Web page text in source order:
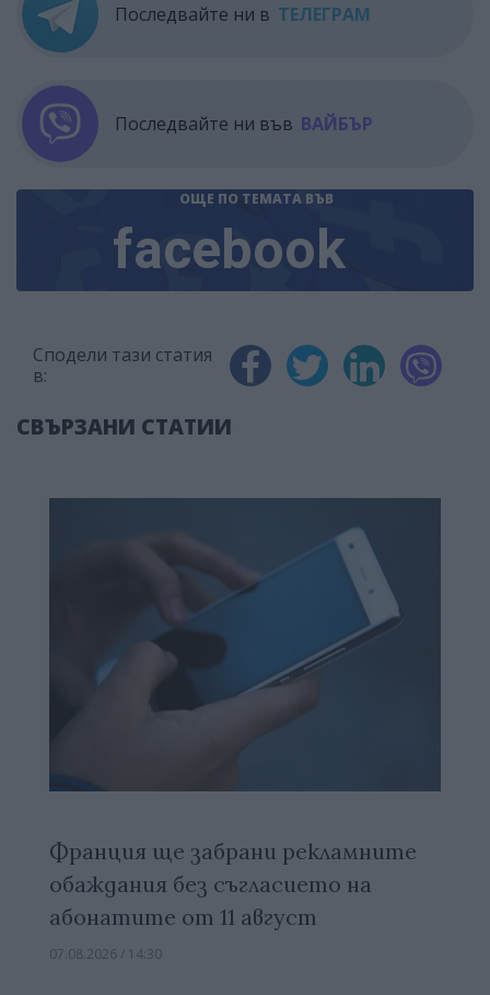
Последвайте ни в ТЕЛЕГРАМ
Последвайте ни във ВАЙБЪР
ОЩЕ ПО ТЕМАТА ВЪВ
facebook
Сподели тази статия
в:
СВЪРЗАНИ СТАТИИ
Франция ще забрани рекламните
обаждания без съгласието на
абонатите от 11 август
07.08.2026 / 14:30